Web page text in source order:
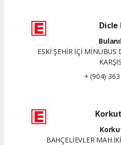
Dicle
ESKİ ŞEHİR İÇİ MİNÜBÜS
+ (904)
BAHÇELİEVLER